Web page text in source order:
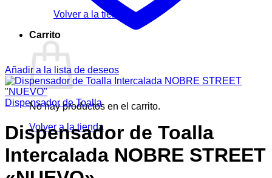
Volver a la tienda
Carrito
No hay productos en el carrito.
Volver a la tienda
Añadir a la lista de deseos
Dispensador de Toalla
Dispensador de Toalla
Intercalada NOBRE STREET